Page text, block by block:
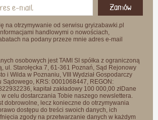
Zamów
na otrzymywanie od serwisu gryizabawki.pl
handlowymi o nowościach,
na podany przeze mnie adres e-mail
osobowych jest TAMI SI spółka z ograniczoną
ul. Starołęcka 7, 61-361 Poznań, Sąd Rejonowy
i Wilda w Poznaniu, VIII Wydział Gospodarczy
Sądowego, KRS: 0001068447, REGON:
kapitał zakładowy 100 000,00 złDane
celu dostarczania Tobie naszego newslettera.
dobrowolne, lecz konieczne do otrzymywania
dostępu do treści swoich danych, ich
zgody na przetwarzanie danych w każdym